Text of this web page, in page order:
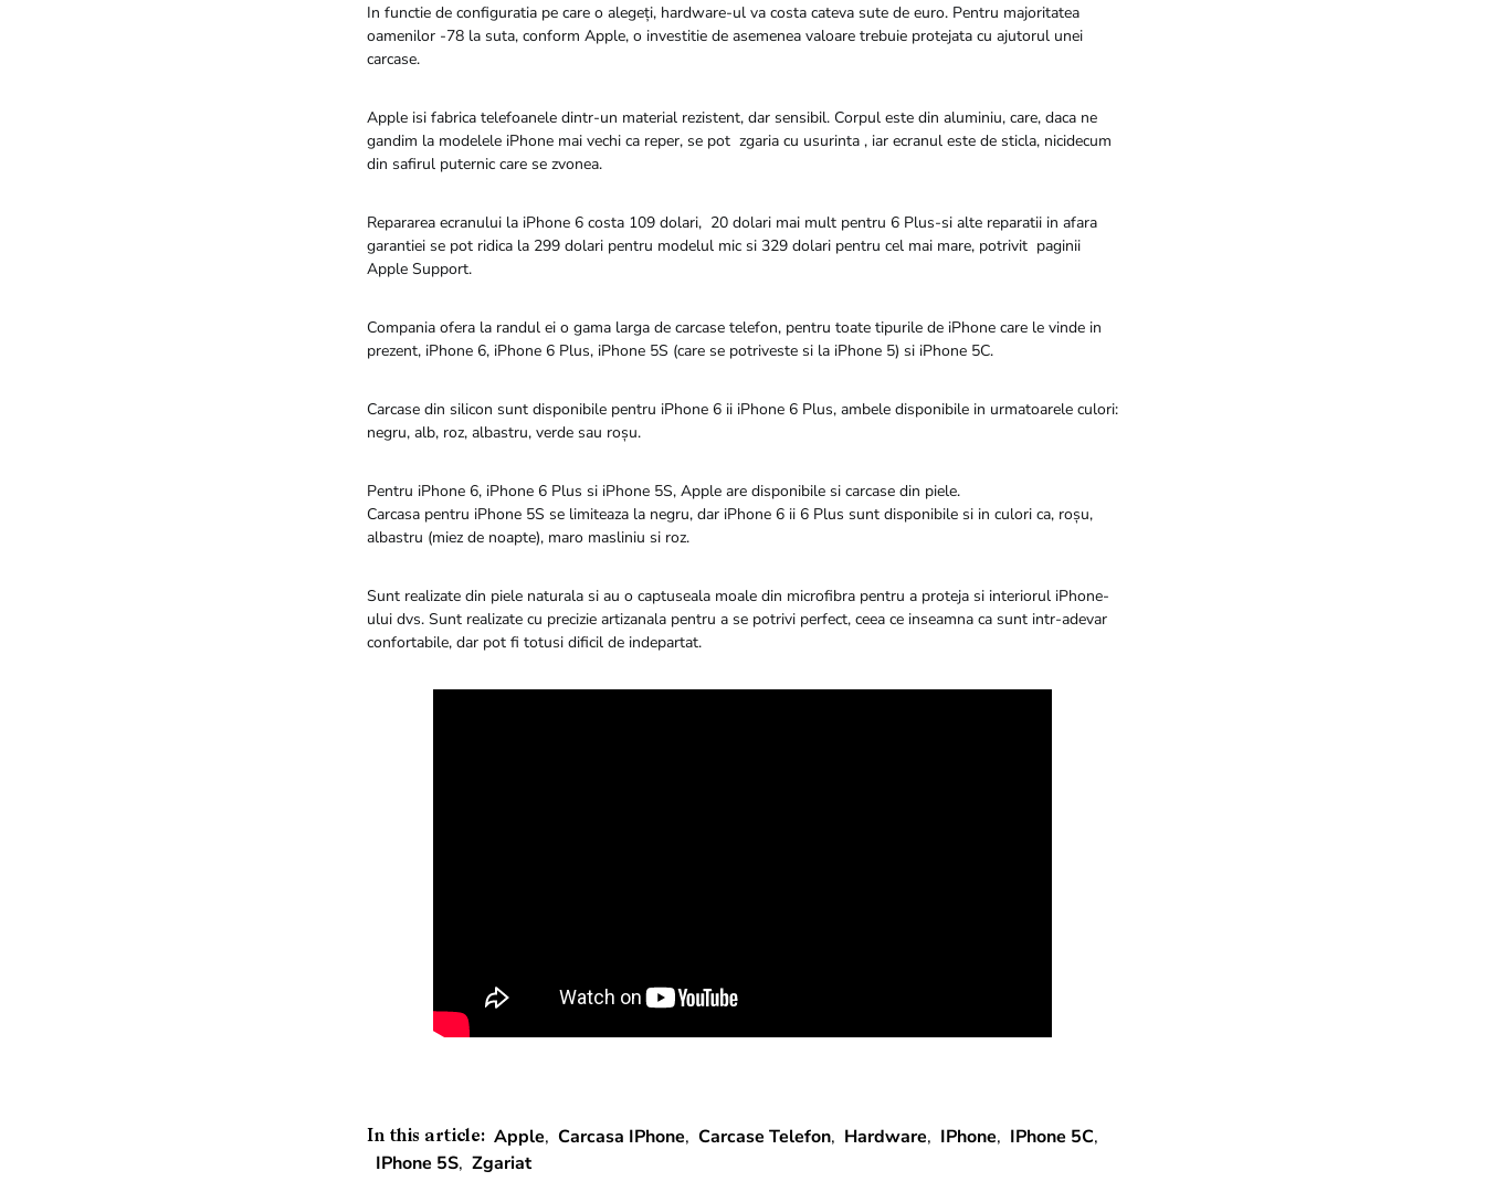
In functie de configuratia pe care o alegeți, hardware-ul va costa cateva sute de euro. Pentru majoritatea
oamenilor -78 la suta, conform Apple, o investitie de asemenea valoare trebuie protejata cu ajutorul unei
carcase.
Apple isi fabrica telefoanele dintr-un material rezistent, dar sensibil. Corpul este din aluminiu, care, daca ne
gandim la modelele iPhone mai vechi ca reper, se pot zgaria cu usurinta , iar ecranul este de sticla, nicidecum
din safirul puternic care se zvonea.
Repararea ecranului la iPhone 6 costa 109 dolari, 20 dolari mai mult pentru 6 Plus-si alte reparatii in afara
garantiei se pot ridica la 299 dolari pentru modelul mic si 329 dolari pentru cel mai mare, potrivit paginii
Apple Support.
Compania ofera la randul ei o gama larga de carcase telefon, pentru toate tipurile de iPhone care le vinde in
prezent, iPhone 6, iPhone 6 Plus, iPhone 5S (care se potriveste si la iPhone 5) si iPhone 5C.
Carcase din silicon sunt disponibile pentru iPhone 6 ii iPhone 6 Plus, ambele disponibile in urmatoarele culori:
negru, alb, roz, albastru, verde sau roșu.
Pentru iPhone 6, iPhone 6 Plus si iPhone 5S, Apple are disponibile si carcase din piele.
Carcasa pentru iPhone 5S se limiteaza la negru, dar iPhone 6 ii 6 Plus sunt disponibile si in culori ca, roșu,
albastru (miez de noapte), maro masliniu si roz.
Sunt realizate din piele naturala si au o captuseala moale din microfibra pentru a proteja si interiorul iPhone-
ului dvs. Sunt realizate cu precizie artizanala pentru a se potrivi perfect, ceea ce inseamna ca sunt intr-adevar
confortabile, dar pot fi totusi dificil de indepartat.
In this article: Apple, Carcasa IPhone, Carcase Telefon, Hardware, IPhone, IPhone 5C,
IPhone 5S, Zgariat